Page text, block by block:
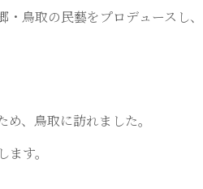
鳥取の民藝をプロデュースし
、鳥取に訪れました。
す。